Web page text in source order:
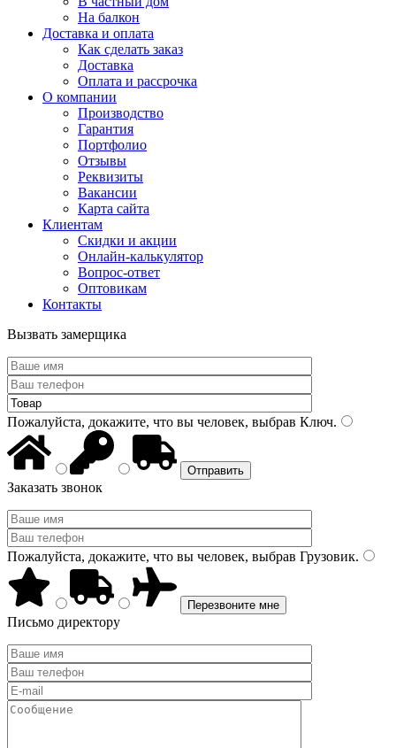
На балкон
Доставка и оплата
Как сделать заказ
Доставка
Оплата и рассрочка
О компании
Производство
Гарантия
Портфолио
Отзывы
Реквизиты
Вакансии
Карта сайта
Клиентам
Скидки и акции
Онлайн-калькулятор
Вопрос-ответ
Оптовикам
Контакты
Вызвать замерщика
Пожалуйста, докажите, что вы человек, выбрав Ключ.
Заказать звонок
Пожалуйста, докажите, что вы человек, выбрав Грузовик.
Письмо директору